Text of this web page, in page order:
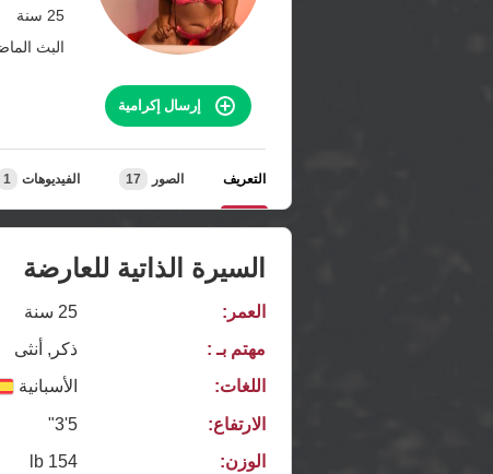
25 سنة
البث الماضي: 6
إرسال إكرامية
التعريف الصور 17 الفيديوهات 1
السيرة الذاتية للعارضة
العمر:
25 سنة
مهتم بـ :
ذكر, أنثى
اللغات:
الأسبانية
الارتفاع:
5'3"
الوزن:
154 lb